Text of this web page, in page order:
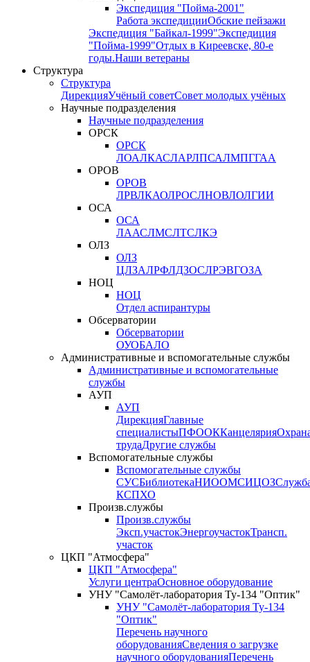
Экспедиция "Пойма-2001"
Работа экспедицииОбские пейзажи
Экспедиция "Байкал-1999"Экспедиция
"Пойма-1999"Отдых в Киреевске, 80-е
годы.Наши ветераны
Структура
Структура
ДирекцияУчёный советСовет молодых учёных
Научные подразделения
Научные подразделения
ОРСК
ОРСК
ЛОАЛКАСЛАРЛПСАЛМПГГАА
ОРОВ
ОРОВ
ЛРВЛКАОЛРОСЛНОВЛОЛГИИ
ОСА
ОСА
ЛААСЛМСЛТСЛКЭ
ОЛЗ
ОЛЗ
ЦЛЗАЛРФЛДЗОСЛРЭВГОЗА
НОЦ
НОЦ
Отдел аспирантуры
Обсерватории
Обсерватории
ОУОБАЛО
Административные и вспомогательные службы
Административные и вспомогательные
службы
АУП
АУП
ДирекцияГлавные
специалистыПФООККанцелярия
трудаДругие службы
Вспомогательные службы
Вспомогательные службы
СУСБиблиотекаНИООМСИЦОЗ
КСПХО
Произв.службы
Произв.службы
Эксп.участокЭнергоучастокТрансп.
участок
ЦКП "Атмосфера"
ЦКП "Атмосфера"
Услуги центраОсновное оборудование
УНУ "Самолёт-лаборатория Ту-134 "Оптик"
УНУ "Самолёт-лаборатория Ту-134
"Оптик"
Перечень научного
оборудованияСведения о загрузке
научного оборудованияПеречень